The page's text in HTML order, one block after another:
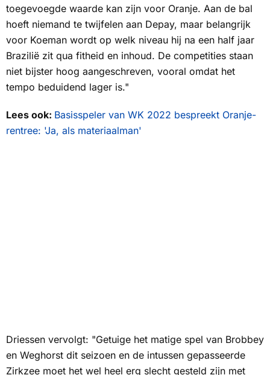
toegevoegde waarde kan zijn voor Oranje. Aan de bal
hoeft niemand te twijfelen aan Depay, maar belangrijk
voor Koeman wordt op welk niveau hij na een half jaar
Brazilië zit qua fitheid en inhoud. De competities staan
niet bijster hoog aangeschreven, vooral omdat het
tempo beduidend lager is."
Lees ook: Basisspeler van WK 2022 bespreekt Oranje-
rentree: 'Ja, als materiaalman'
Driessen vervolgt: "Getuige het matige spel van Brobbey
en Weghorst dit seizoen en de intussen gepasseerde
Zirkzee moet het wel heel erg slecht gesteld zijn met